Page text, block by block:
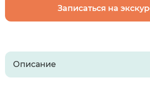
Записаться на
Описание